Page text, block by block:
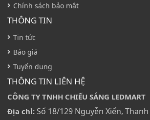
Chính sách bảo mật
THÔNG TIN
Tin tức
Báo giá
Tuyển dụng
THÔNG TIN LIÊN HỆ
CÔNG TY TNHH CHIẾU SÁNG LEDMART
Địa chỉ: Số 18/129 Nguyễn Xiển,